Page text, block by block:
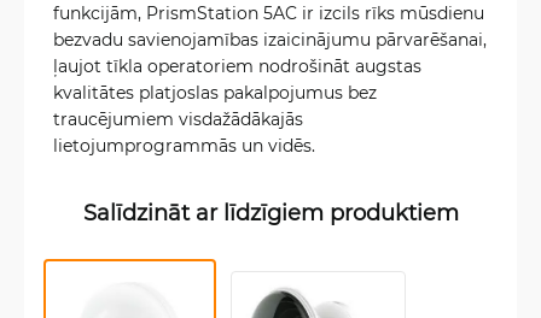
funkcijām, PrismStation 5AC ir izcils rīks mūsdienu
bezvadu savienojamības izaicinājumu pārvarēšanai,
ļaujot tīkla operatoriem nodrošināt augstas
kvalitātes platjoslas pakalpojumus bez
traucējumiem visdažādākajās
lietojumprogrammās un vidēs.
Salīdzināt ar līdzīgiem produktiem